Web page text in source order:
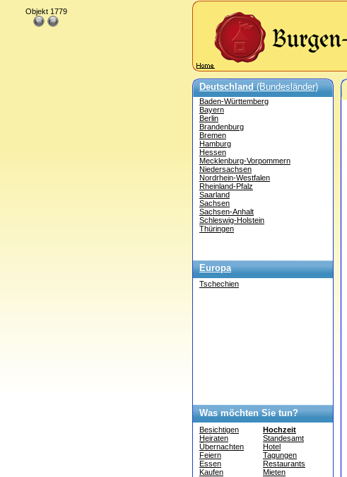
Deutschland(Bundesländer)
Baden-Württemberg
Bayern
Berlin
Brandenburg
Bremen
Hamburg
Hessen
Mecklenburg-Vorpommern
Niedersachsen
Nordrhein-Westfalen
Rheinland-Pfalz
Saarland
Sachsen
Sachsen-Anhalt
Schleswig-Holstein
Thüringen
Europa
Tschechien
Was möchten Sie tun?
Besichtigen
Heiraten
Übernachten
Feiern
Essen
Kaufen
Hochzeit
Standesamt
Hotel
Tagungen
Restaurants
Mieten
Objekt 1779